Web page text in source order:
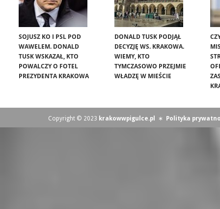
SOJUSZ KO I PSL POD
WAWELEM. DONALD
TUSK WSKAZAŁ, KTO
POWALCZY O FOTEL
PREZYDENTA KRAKOWA
DONALD TUSK PODJĄŁ
DECYZJĘ WS. KRAKOWA.
WIEMY, KTO
TYMCZASOWO PRZEJMIE
WŁADZĘ W MIEŚCIE
Copyright © 2023 krakowwpigulce.pl ∗ Polityka